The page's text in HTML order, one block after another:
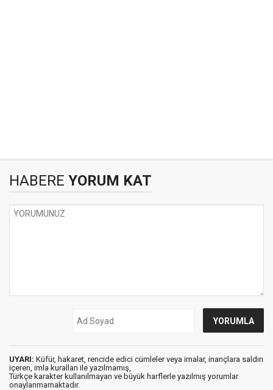
HABERE YORUM KAT
UYARI: Küfür, hakaret, rencide edici cümleler veya imalar, inançlara saldırı
içeren, imla kuralları ile yazılmamış,
Türkçe karakter kullanılmayan ve büyük harflerle yazılmış yorumlar
onaylanmamaktadır.